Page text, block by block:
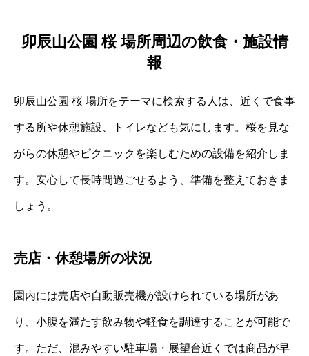
卯辰山公園 桜 場所周辺の飲食・施設情
報
卯辰山公園 桜 場所をテーマに検索する人は、近くで食事
する所や休憩施設、トイレなども気にします。桜を見な
がらの休憩やピクニックを楽しむための設備を紹介しま
す。安心して長時間過ごせるよう、準備を整えておきま
しょう。
売店・休憩場所の状況
園内には売店や自動販売機が設けられている場所があ
り、小腹を満たす飲み物や軽食を調達することが可能で
す。ただ、混みやすい駐車場・展望台近くでは商品が早